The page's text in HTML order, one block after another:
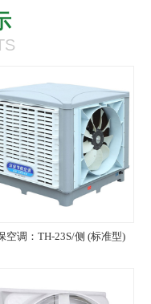
空调：TH-23S/侧 (标准型)